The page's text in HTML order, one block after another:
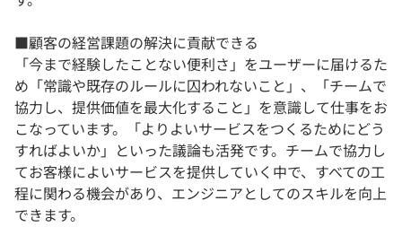
■顧客の経営課題の解決に貢献できる
「今まで経験したことない便利さ」をユーザーに届けるた
め「常識や既存のルールに囚われないこと」、「チームで
協力し、提供価値を最大化すること」を意識して仕事をお
こなっています。「よりよいサービスをつくるためにどう
すればよいか」といった議論も活発です。チームで協力し
てお客様によいサービスを提供していく中で、すべての工
程に関わる機会があり、エンジニアとしてのスキルを向上
できます。